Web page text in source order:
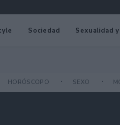
Sociedad Sexualidad
HORÓSCOPO SEXO